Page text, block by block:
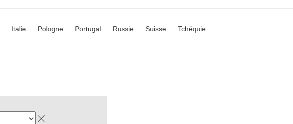
Italie Pologne Portugal Russie Suisse Tchéquie